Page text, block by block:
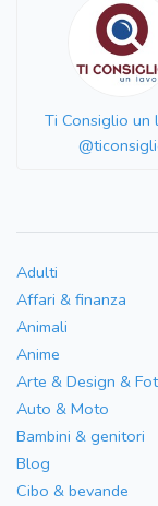
Ti Consiglio un
Adulti
Affari & finanza
Animali
Anime
Arte & Design &
Auto & Moto
Bambini & genitori
Blog
Cibo & bevande